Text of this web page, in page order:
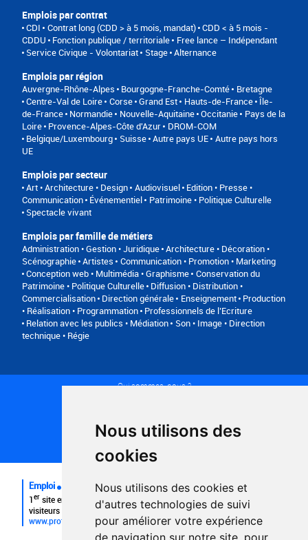
Nous utilisons des
cookies
Nous utilisons des cookies et
d'autres technologies de suivi
pour améliorer votre expérience
de navigation sur notre site, pour
Emplois par contrat
CDI Contrat long (CDD > à 5 mois, mandat) CDD < à 5 mois -
CDDU
Fonction publique / territoriale
Free lance – Indépendant
Service Civique - Volontariat
Stage Alternance
Emplois par région
Auvergne-Rhône-Alpes Bourgogne-Franche-Comté
Bretagne
Centre-Val de Loire Corse Grand Est Hauts-de-France Île-
de-France Normandie Nouvelle-Aquitaine Occitanie
Pays de la
Loire Provence-Alpes-Côte d'Azur
DROM-COM
Belgique/Luxembourg
Suisse Autre pays UE Autre pays hors
UE
Emplois par secteur
Art • Architecture • Design Audiovisuel Edition • Presse •
Communication Événementiel
Patrimoine • Politique Culturelle
Spectacle vivant
Emplois par famille de métiers
Administration • Gestion • Juridique Architecture • Décoration •
Scénographie Artistes
Communication • Promotion • Marketing
Conception web • Multimédia • Graphisme Conservation du
Patrimoine • Politique Culturelle Diffusion • Distribution •
Commercialisation Direction générale Enseignement Production
• Réalisation • Programmation Professionnels de l’Ecriture
Relation avec les publics • Médiation
Son • Image • Direction
technique • Régie
Qui sommes-nous ?
Plan du site
FAQ recruteurs
FAQ
Emploi
1er site emploi du secteur culturel 784.000 visites et 230.000
visiteurs uniques par mois.
www.profilculture.com